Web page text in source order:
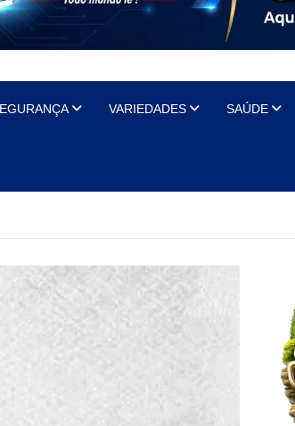
VARIEDADES SAÚDE